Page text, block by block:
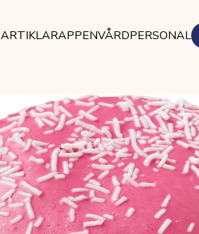
ARTIKLARAPPENVÅRDPERSONAL